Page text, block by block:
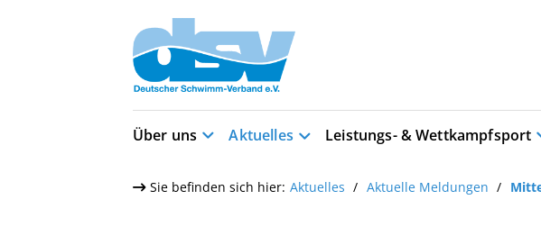
Über uns Aktuelles Leistungs- & Wettkampfsport
Sie befinden sich hier: Aktuelles Aktuelle Meldungen